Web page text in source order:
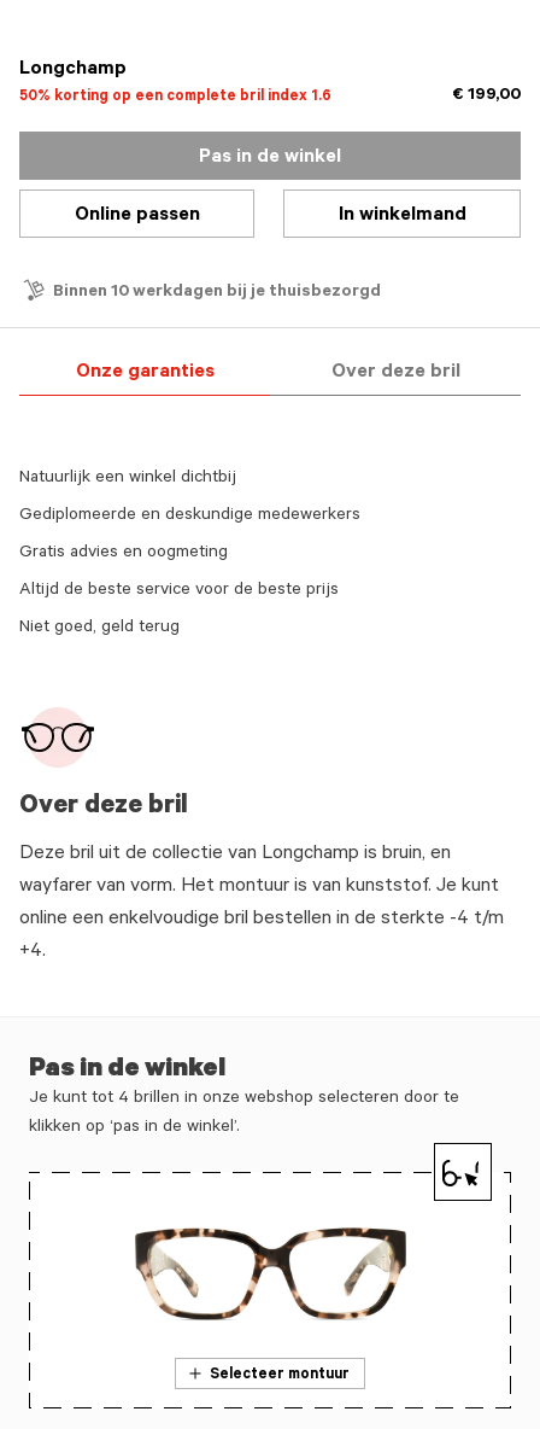
Longchamp
50% korting op een complete bril index 1.6 € 199,00
Pas in de winkel
Online passen In winkelmand
Binnen 10 werkdagen bij je thuisbezorgd
Onze garanties Over deze bril
Over deze bril
Deze bril uit de collectie van Longchamp is bruin, en
wayfarer van vorm. Het montuur is van kunststof. Je kunt
online een enkelvoudige bril bestellen in de sterkte -4 t/m
+4.
Natuurlijk een winkel dichtbij
Gediplomeerde en deskundige medewerkers
Gratis advies en oogmeting
Altijd de beste service voor de beste prijs
Niet goed, geld terug
Pas in de winkel
Je kunt tot 4 brillen in onze webshop selecteren door te
klikken op ‘pas in de winkel’.
Selecteer montuur